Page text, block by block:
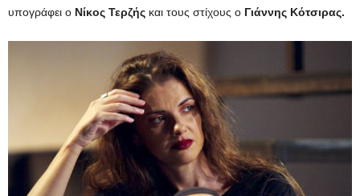
υπογράφει ο Νίκος Τερζής και τους στίχους ο Γιάννης Κότσιρας.